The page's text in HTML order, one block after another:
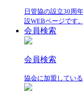
日管協の設立30周
設WEBページです。
会員検索
会員検索
協会に加盟してい